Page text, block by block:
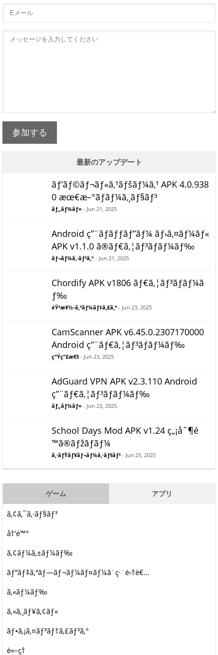
参加する
最新のアップデート
ãƒ‘ãƒ©ãƒ¬ãƒ«ã‚¹ãƒšãƒ¼ã‚¹ APK 4.0.938
0 æœ€æ–°ãƒãƒ¼ã‚¸ãƒ§ãƒ³
ãƒ„ãƒ¼ãƒ« - Jun 21, 2025
Android ç”¨ãƒãƒƒãƒ”ãƒ¼ ãƒ›ã‚¤ãƒ¼ãƒ«
APK v1.1.0 ã®ãƒ€ã‚¦ãƒ³ãƒ­ãƒ¼ãƒ‰
ãƒ¬ãƒ¼ã‚·ãƒ³ã‚° - Jun 21, 2025
Chordify APK v1806 ãƒ€ã‚¦ãƒ³ãƒ­ãƒ¼ã
ƒ‰
éŸ³æ¥½-ã‚ªãƒ¼ãƒ‡ã‚£ã‚ª - Jun 23, 2025
CamScanner APK v6.45.0.2307170000
Android ç”¨ãƒ€ã‚¦ãƒ³ãƒ­ãƒ¼ãƒ‰
ç”Ÿç”£æ€§ - Jun 23, 2025
AdGuard VPN APK v2.3.110 Android
ç”¨ãƒ€ã‚¦ãƒ³ãƒ­ãƒ¼ãƒ‰
ãƒ„ãƒ¼ãƒ« - Jun 23, 2025
School Days Mod APK v1.24 ç„¡åˆ¶é
™ã®ãƒžãƒãƒ¼
ã‚·ãƒŸãƒ¥ãƒ¬ãƒ¼ã‚·ãƒ§ãƒ³ - Jun 25, 2025
ゲーム アプリ
ã‚¢ã‚¯ã‚·ãƒ§ãƒ³
å†’é™º
ã‚¢ãƒ¼ã‚±ãƒ¼ãƒ‰
ãƒ“ãƒ‡ã‚ªãƒ—ãƒ¬ãƒ¼ãƒ¤ãƒ¼ã¨ç·¨é›†è€…
ã‚«ãƒ¼ãƒ‰
ã‚«ã‚¸ãƒ¥ã‚¢ãƒ«
ãƒ•ã‚¡ã‚¤ãƒ³ãƒ†ã‚£ãƒ³ã‚°
è«–ç†